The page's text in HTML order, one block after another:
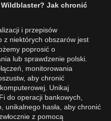
Jak chronić
i przepisów
z niektórych obszarów jest
poprosić o
lub sprawdzenie polski.
monitorowania
aby chronić
Unikaj
do operacji bankowych,
unikalnego hasła, aby chronić
z pomocą